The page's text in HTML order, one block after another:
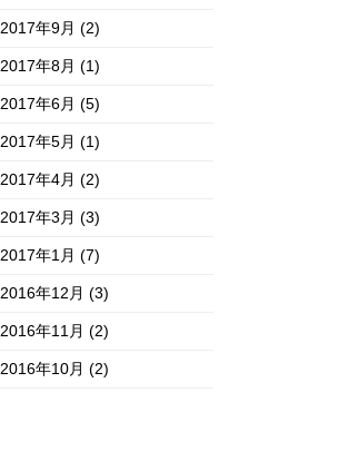
2017年9月(2)
2017年8月(1)
2017年6月(5)
2017年5月(1)
2017年4月(2)
2017年3月(3)
2017年1月(7)
2016年12月(3)
2016年11月(2)
2016年10月(2)